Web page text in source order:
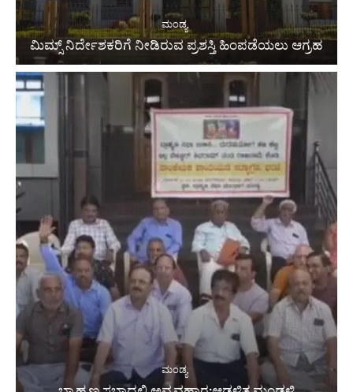
ಮಂಡ್ಯ
ಮಿಮ್ಸ್ ನಿರ್ದೇಶಕರಿಗೆ ನೀಡಿರುವ ಪ್ರಶಸ್ತಿ ಹಿಂಪಡೆಯಲು ಆಗ್ರಹ
ಮಂಡ್ಯ